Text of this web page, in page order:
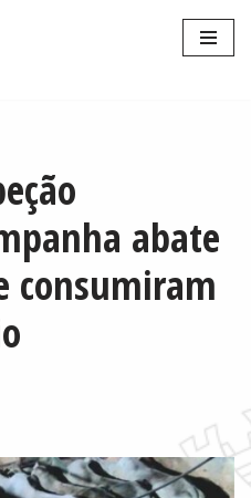
abate
consumiram